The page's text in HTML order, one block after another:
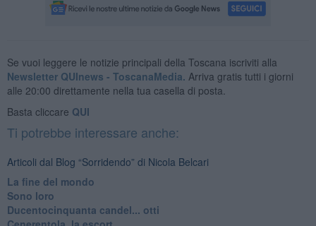
Se vuoi leggere le notizie principali della Toscana iscriviti alla
Newsletter QUInews - ToscanaMedia. Arriva gratis tutti i giorni
alle 20:00 direttamente nella tua casella di posta.
Basta cliccare QUI
Ti potrebbe interessare anche:
Articoli dal Blog “Sorridendo” di Nicola Belcari
La fine del mondo
Sono loro
Ducentocinquanta candel... otti